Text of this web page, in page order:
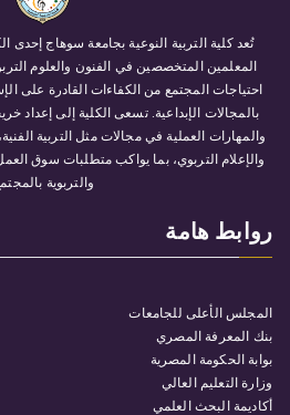
تُعد كلية التربية النوعية بجامعة سوهاج إحدى
المعلمين المتخصصين في الفنون والعلوم
احتياجات المجتمع من الكفاءات القادرة على
بالمجالات الإبداعية. تسعى الكلية إلى إعداد
والمهارات العملية في مجالات مثل التربية
والإعلام التربوي، بما يواكب متطلبات سوق
والتربوية
روابط هامة
المجلس الأعلى للجامعات
بنك المعرفة المصري
بوابة الحكومة المصرية
وزارة التعليم العالي
أكاديمة البحث العلمي